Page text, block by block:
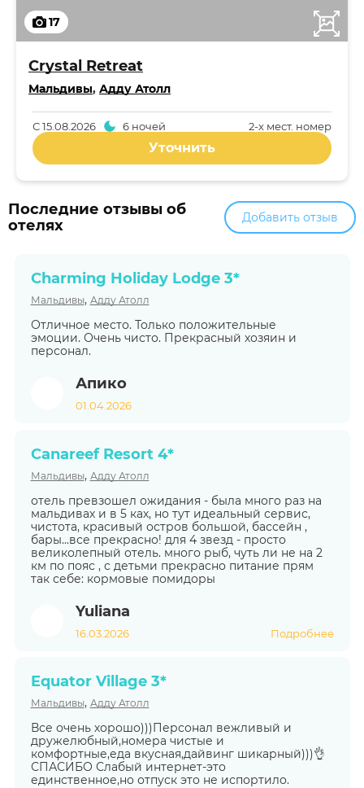
17
Crystal Retreat
Мальдивы, Адду Атолл
2-x мест. номер
С15.08.2026 6 ночей
Уточнить
Последние отзывы об
отелях
Добавить отзыв
Charming Holiday Lodge 3*
Мальдивы, Адду Атолл
Отличное место. Только положительные
эмоции. Очень чисто. Прекрасный хозяин и
персонал.
Апико
01.04.2026
Canareef Resort 4*
Мальдивы, Адду Атолл
отель превзошел ожидания - была много раз на
мальдивах и в 5 ках, но тут идеальный сервис,
чистота, красивый остров большой, бассейн ,
бары...все прекрасно! для 4 звезд - просто
великолепный отель. много рыб, чуть ли не на 2
км по пояс , с детьми прекрасно питание прям
так себе: кормовые помидоры
Yuliana
16.03.2026 Подробнее
Equator Village 3*
Мальдивы, Адду Атолл
Все очень хорошо)))Персонал вежливый и
дружелюбный,номера чистые и
комфортные,еда вкусная,дайвинг шикарный)))👌
СПАСИБО Слабый интернет-это
единственное,но отпуск это не испортило.